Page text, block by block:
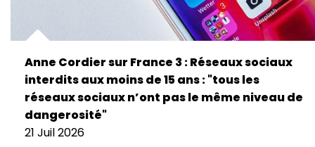
Anne Cordier sur France 3 : Réseaux sociaux
interdits aux moins de 15 ans : "tous les
réseaux sociaux n’ont pas le même niveau de
dangerosité"
21 Juil 2026